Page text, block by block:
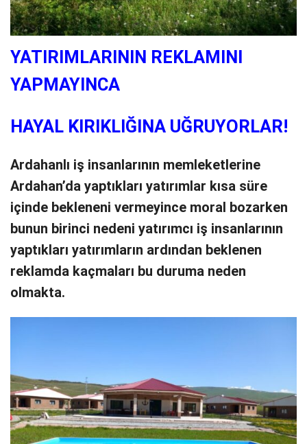
YATIRIMLARININ REKLAMINI
YAPMAYINCA
HAYAL KIRIKLIĞINA UĞRUYORLAR!
Ardahanlı iş insanlarının memleketlerine
Ardahan’da yaptıkları yatırımlar kısa süre
içinde bekleneni vermeyince moral bozarken
bunun birinci nedeni yatırımcı iş insanlarının
yaptıkları yatırımların ardından beklenen
reklamda kaçmaları bu duruma neden
olmakta.